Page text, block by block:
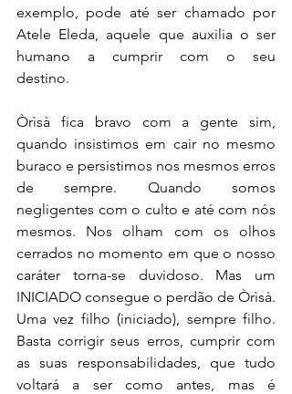
exemplo, pode até ser chamado por
Atele Eleda, aquele que auxilia o ser
humano a cumprir com o seu
destino.
Òrìsà fica bravo com a gente sim,
quando insistimos em cair no mesmo
buraco e persistimos nos mesmos erros
de sempre. Quando somos
negligentes com o culto e até com nós
mesmos. Nos olham com os olhos
cerrados no momento em que o nosso
caráter torna-se duvidoso. Mas um
INICIADO consegue o perdão de Òrìsà.
Uma vez filho (iniciado), sempre filho.
Basta corrigir seus erros, cumprir com
as suas responsabilidades, que tudo
voltará a ser como antes, mas é